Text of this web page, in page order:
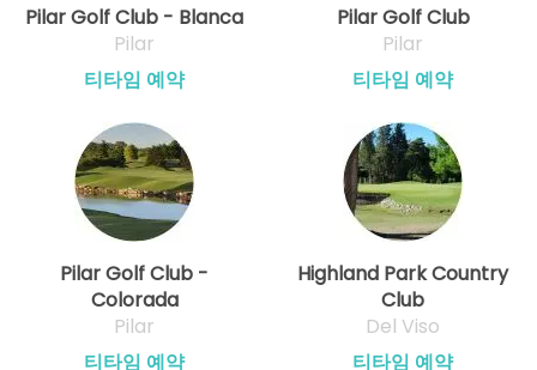
Pilar Golf Club - Blanca
Pilar
티타임 예약
Pilar Golf Club
Pilar
티타임 예약
Pilar Golf Club -
Colorada
Pilar
티타임 예약
Highland Park Country
Club
Del Viso
티타임 예약